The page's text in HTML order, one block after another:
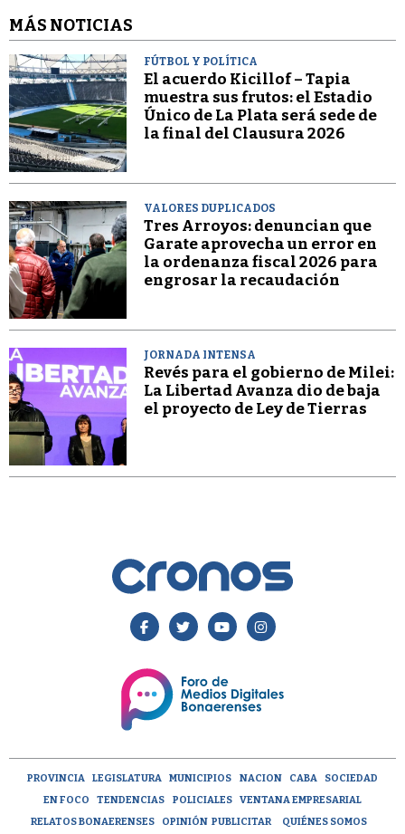
MÁS NOTICIAS
FÚTBOL Y POLÍTICA
El acuerdo Kicillof – Tapia
muestra sus frutos: el Estadio
Único de La Plata será sede de
la final del Clausura 2026
VALORES DUPLICADOS
Tres Arroyos: denuncian que
Garate aprovecha un error en
la ordenanza fiscal 2026 para
engrosar la recaudación
JORNADA INTENSA
Revés para el gobierno de Milei:
La Libertad Avanza dio de baja
el proyecto de Ley de Tierras
PROVINCIA LEGISLATURA MUNICIPIOS NACION CABA
SOCIEDAD
EN FOCO
TENDENCIAS POLICIALES
VENTANA EMPRESARIAL
RELATOS BONAERENSES
OPINIÓN PUBLICITAR QUIÉNES SOMOS